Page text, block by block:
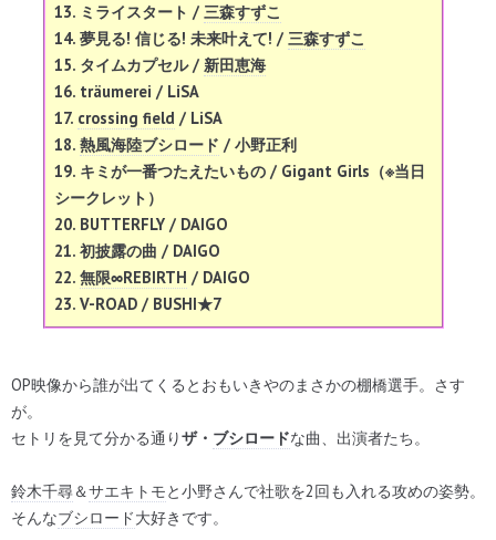
13. ミライスタート / 三森すずこ
14. 夢見る! 信じる! 未来叶えて! / 三森すずこ
15. タイムカプセル / 新田恵海
16. träumerei / LiSA
17. crossing field / LiSA
18. 熱風海陸ブシロード / 小野正利
19. キミが一番つたえたいもの / Gigant Girls（※当日
シークレット）
20. BUTTERFLY / DAIGO
21. 初披露の曲 / DAIGO
22. 無限∞REBIRTH / DAIGO
23. V-ROAD / BUSHI★7
OP映像から誰が出てくるとおもいきやのまさかの棚橋選手。さす
が。
セトリを見て分かる通りザ・ ブシロードな曲、出演者たち。
鈴木千尋＆サエキトモと小野さんで社歌を2回も入れる攻めの姿勢。
そんなブシロード大好きです。